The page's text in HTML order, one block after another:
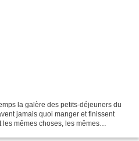
la galère des petits-déjeuners du
jamais quoi manger et finissent
mêmes choses, les mêmes